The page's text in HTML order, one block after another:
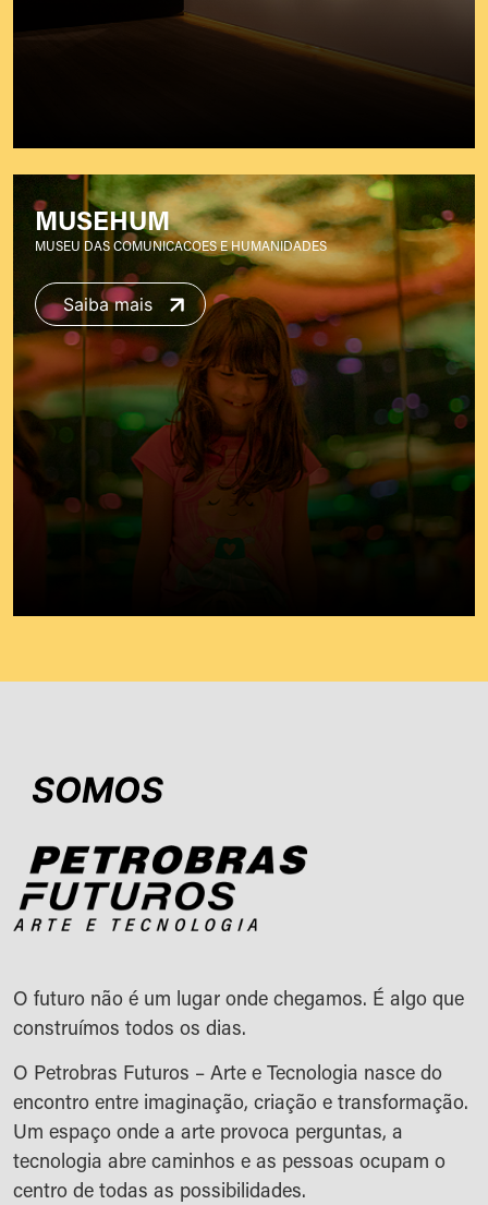
MUSEHUM
MUSEU DAS COMUNICACOES E HUMANIDADES
Saiba mais
SOMOS
O futuro não é um lugar onde chegamos. É algo que
construímos todos os dias.
O Petrobras Futuros – Arte e Tecnologia nasce do
encontro entre imaginação, criação e transformação.
Um espaço onde a arte provoca perguntas, a
tecnologia abre caminhos e as pessoas ocupam o
centro de todas as possibilidades.